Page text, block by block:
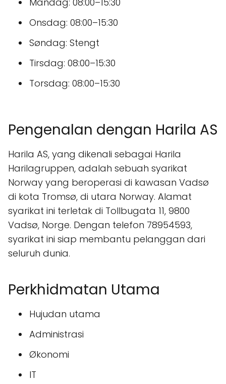
Onsdag: 08:00–15:30
Søndag: Stengt
Tirsdag: 08:00–15:30
Torsdag: 08:00–15:30
Pengenalan dengan Harila AS
Harila AS, yang dikenali sebagai Harila
Harilagruppen, adalah sebuah syarikat
Norway yang beroperasi di kawasan Vadsø
di kota Tromsø, di utara Norway. Alamat
syarikat ini terletak di Tollbugata 11, 9800
Vadsø, Norge. Dengan telefon 78954593,
syarikat ini siap membantu pelanggan dari
seluruh dunia.
Perkhidmatan Utama
Hujudan utama
Administrasi
Økonomi
IT